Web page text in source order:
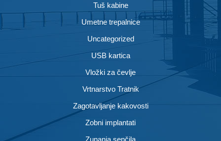
Tuš kabine
Umetne trepalnice
Uncategorized
USB kartica
Vložki za čevlje
Vrtnarstvo Tratnik
Zagotavljanje kakovosti
Zobni implantati
Zunanja senčila